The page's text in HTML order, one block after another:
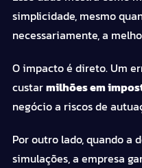
simplicidade, mesmo
necessariamente, a
O impacto é direto. Um
custarmilhões em
negócio a riscos de
Por outro lado, quando a
simulações, a empresa